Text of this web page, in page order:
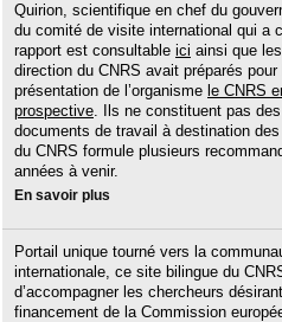
Quirion, scientifique en chef du
du comité de visite international qui a
rapport est consultable ici ainsi que
direction du CNRS avait préparés
présentation de l’organisme le CNRS
prospective. Ils ne constituent pas
documents de travail à destination
du CNRS formule plusieurs
années à venir.
En savoir plus
Portail unique tourné vers la
internationale, ce site bilingue du
d’accompagner les chercheurs
financement de la Commission